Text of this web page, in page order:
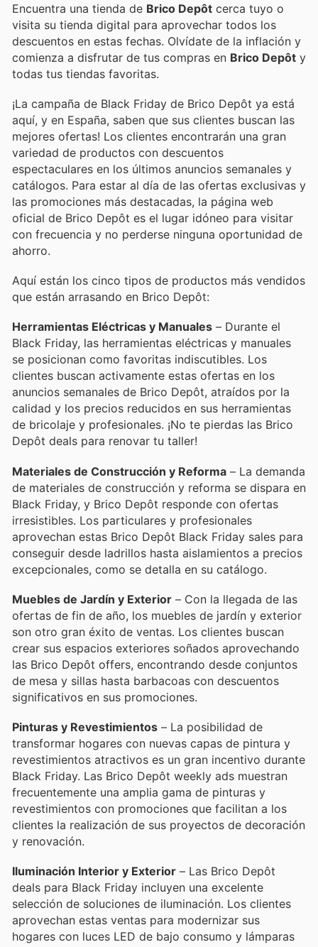
Encuentra una tienda de Brico Depôt cerca tuyo o
visita su tienda digital para aprovechar todos los
descuentos en estas fechas. Olvídate de la inflación y
comienza a disfrutar de tus compras en Brico Depôt y
todas tus tiendas favoritas.
¡La campaña de Black Friday de Brico Depôt ya está
aquí, y en España, saben que sus clientes buscan las
mejores ofertas! Los clientes encontrarán una gran
variedad de productos con descuentos
espectaculares en los últimos anuncios semanales y
catálogos. Para estar al día de las ofertas exclusivas y
las promociones más destacadas, la página web
oficial de Brico Depôt es el lugar idóneo para visitar
con frecuencia y no perderse ninguna oportunidad de
ahorro.
Aquí están los cinco tipos de productos más vendidos
que están arrasando en Brico Depôt:
Herramientas Eléctricas y Manuales – Durante el
Black Friday, las herramientas eléctricas y manuales
se posicionan como favoritas indiscutibles. Los
clientes buscan activamente estas ofertas en los
anuncios semanales de Brico Depôt, atraídos por la
calidad y los precios reducidos en sus herramientas
de bricolaje y profesionales. ¡No te pierdas las Brico
Depôt deals para renovar tu taller!
Materiales de Construcción y Reforma – La demanda
de materiales de construcción y reforma se dispara en
Black Friday, y Brico Depôt responde con ofertas
irresistibles. Los particulares y profesionales
aprovechan estas Brico Depôt Black Friday sales para
conseguir desde ladrillos hasta aislamientos a precios
excepcionales, como se detalla en su catálogo.
Muebles de Jardín y Exterior – Con la llegada de las
ofertas de fin de año, los muebles de jardín y exterior
son otro gran éxito de ventas. Los clientes buscan
crear sus espacios exteriores soñados aprovechando
las Brico Depôt offers, encontrando desde conjuntos
de mesa y sillas hasta barbacoas con descuentos
significativos en sus promociones.
Pinturas y Revestimientos – La posibilidad de
transformar hogares con nuevas capas de pintura y
revestimientos atractivos es un gran incentivo durante
Black Friday. Las Brico Depôt weekly ads muestran
frecuentemente una amplia gama de pinturas y
revestimientos con promociones que facilitan a los
clientes la realización de sus proyectos de decoración
y renovación.
Iluminación Interior y Exterior – Las Brico Depôt
deals para Black Friday incluyen una excelente
selección de soluciones de iluminación. Los clientes
aprovechan estas ventas para modernizar sus
hogares con luces LED de bajo consumo y lámparas